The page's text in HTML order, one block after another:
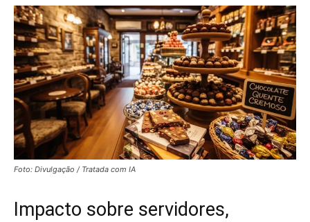
Foto: Divulgação / Tratada com IA
Impacto sobre servidores,